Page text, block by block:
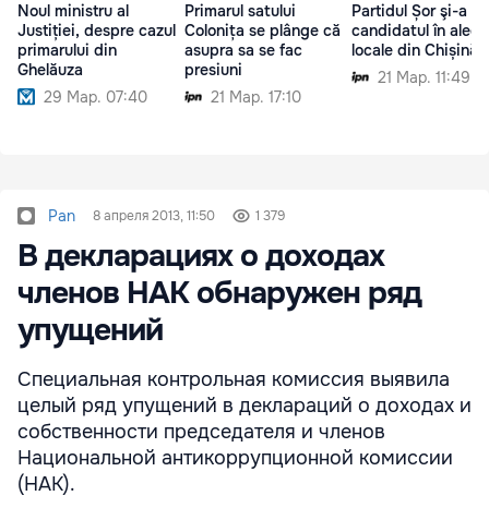
Noul ministru al
Justiției, despre cazul
primarului din
Ghelăuza
29 Мар. 07:40
Primarul satului
Colonița se plânge că
asupra sa se fac
presiuni
21 Мар. 17:10
Partidul Șor şi-a
candidatul în
locale din Chișinău
21 Мар. 11:49
Pan 8 апреля 2013, 11:50 1 379
В декларациях о доходах
членов НАК обнаружен ряд
упущений
Специальная контрольная комиссия выявила
целый ряд упущений в деклараций о доходах и
собственности председателя и членов
Национальной антикоррупционной комиссии
(НАК).